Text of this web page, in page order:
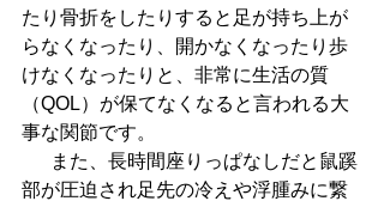
たり骨折をしたりすると足が持ち上が
らなくなったり、開かなくなったり歩
けなくなったりと、非常に生活の質
（QOL）が保てなくなると言われる大
事な関節です。
部が圧迫され足先の冷えや浮腫みに繋